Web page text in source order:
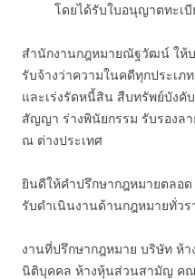
โดยได้รับใบอนุญาตทะเ
สำนักงานกฎหมายณัฐวัฒน์ ให้
รับจ้างว่าความในคดีทุกประเ
และเร่งรัดหนี้สิน สืบทรัพย์บังคั
สัญญา ร่างพินัยกรรม รับรองล
ณ ต่างประเทศ
ยินดีให้คำปรึกษากฎหมายตลอด
รับดำเนินงานด้านกฎหมายทั่ว
งานที่ปรึกษากฎหมาย บริษัท ห้
นิติบุคคล ห้างหุ้นส่วนสามัญ ค